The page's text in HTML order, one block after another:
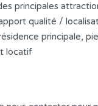
principales
qualité /
principale,
locatif